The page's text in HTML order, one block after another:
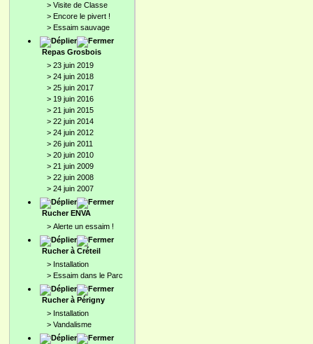
> Visite de Classe
> Encore le pivert !
> Essaim sauvage
Repas Grosbois
> 23 juin 2019
> 24 juin 2018
> 25 juin 2017
> 19 juin 2016
> 21 juin 2015
> 22 juin 2014
> 24 juin 2012
> 26 juin 2011
> 20 juin 2010
> 21 juin 2009
> 22 juin 2008
> 24 juin 2007
Rucher ENVA
> Alerte un essaim !
Rucher à Créteil
> Installation
> Essaim dans le Parc
Rucher à Périgny
> Installation
> Vandalisme